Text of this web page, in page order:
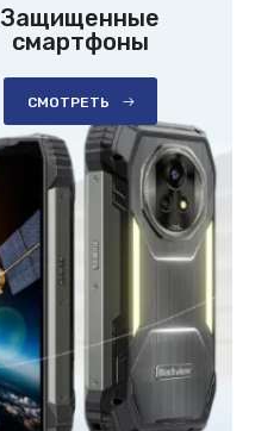
Защищенные
смартфоны
СМОТРЕТЬ